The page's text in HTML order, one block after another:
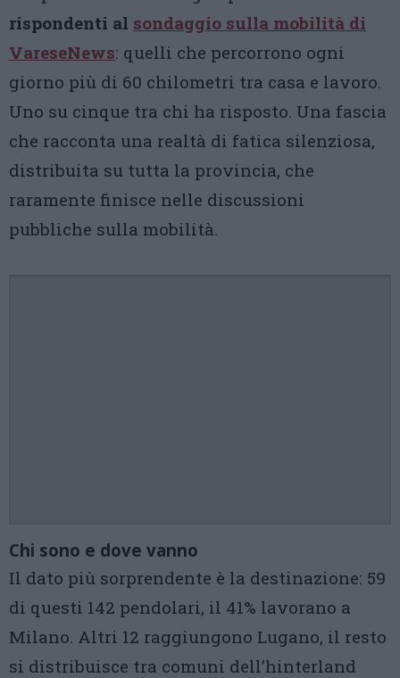
rispondenti al sondaggio sulla mobilità di
VareseNews: quelli che percorrono ogni
giorno più di 60 chilometri tra casa e lavoro.
Uno su cinque tra chi ha risposto. Una fascia
che racconta una realtà di fatica silenziosa,
distribuita su tutta la provincia, che
raramente finisce nelle discussioni
pubbliche sulla mobilità.
Chi sono e dove vanno
Il dato più sorprendente è la destinazione: 59
di questi 142 pendolari, il 41% lavorano a
Milano. Altri 12 raggiungono Lugano, il resto
si distribuisce tra comuni dell’hinterland